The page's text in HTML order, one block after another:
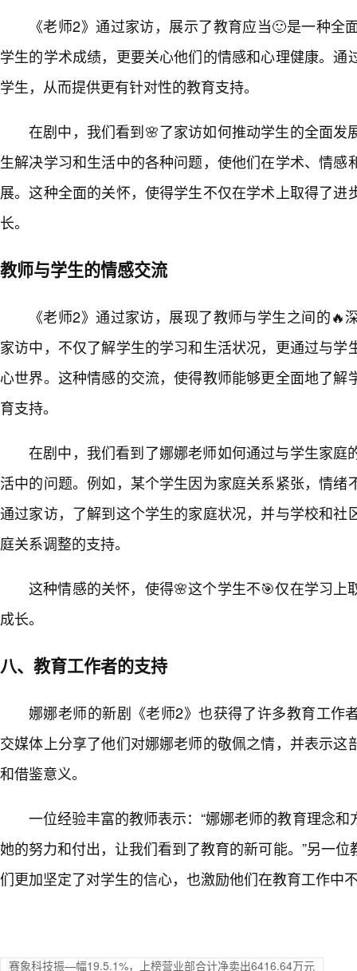
《老师2》通过家访，展示了教育应当🙂是一种全
学生的学术成绩，更要关心他们的情感和心理健康。通
学生，从而提供更有针对性的教育支持。
在剧中，我们看到🌸了家访如何推动学生的全面发
生解决学习和生活中的各种问题，使他们在学术、情感
展。这种全面的关怀，使得学生不仅在学术上取得了进
长。
教师与学生的情感交流
《老师2》通过家访，展现了教师与学生之间的🔥
家访中，不仅了解学生的学习和生活状况，更通过与学
心世界。这种情感的交流，使得教师能够更全面地了解
育支持。
在剧中，我们看到了娜娜老师如何通过与学生家庭
活中的问题。例如，某个学生因为家庭关系紧张，情绪
通过家访，了解到这个学生的家庭状况，并与学校和社
庭关系调整的支持。
这种情感的关怀，使得🌸这个学生不🎯仅在学习上
成长。
八、教育工作者的支持
娜娜老师的新剧《老师2》也获得了许多教育工作
交媒体上分享了他们对娜娜老师的敬佩之情，并表示这
和借鉴意义。
一位经验丰富的教师表示：“娜娜老师的教育理念
她的努力和付出，让我们看到了教育的新可能。”另一
们更加坚定了对学生的信心，也激励他们在教育工作中
赛象科技振—幅19.5.1%，上榜营业部合计净卖出6416.64万元